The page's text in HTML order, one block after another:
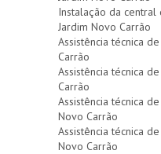
Instalação da
Jardim Novo Carrão
Assistência técnica
Carrão
Assistência técnica
Carrão
Assistência técnica
Novo Carrão
Assistência técnica
Novo Carrão